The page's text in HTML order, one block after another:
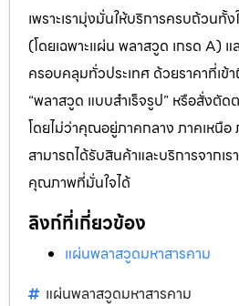
เพราะเรามุ่งมั่นให้บริการครบถ้วน
(โดยเฉพาะแผ่น พลาสวูด เกรด A)
ครอบคลุมทั่วประเทศ ด้วยราคาที่เข้
“พลาสวูด แบบสำเร็จรูป” หรือสั่งตั
โดยไม่ว่าคุณอยู่ภาคกลาง ภาคเหนือ
สามารถได้รับสินค้าและบริการจากเ
คุณภาพที่มั่นใจได้
ลิงก์ที่เกี่ยวข้อง
แผ่นพลาสวูดมหาสารคาม
แผ่นพลาสวูดมหาสารคาม